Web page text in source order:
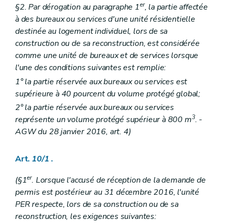
§2. Par dérogation au paragraphe 1er, la partie affectée
à des bureaux ou services d'une unité résidentielle
destinée au logement individuel, lors de sa
construction ou de sa reconstruction, est considérée
comme une unité de bureaux et de services lorsque
l'une des conditions suivantes est remplie:
1° la partie réservée aux bureaux ou services est
supérieure à 40 pourcent du volume protégé global;
2° la partie réservée aux bureaux ou services
représente un volume protégé supérieur à 800 m3. -
AGW du 28 janvier 2016, art. 4)
Art. 10/1 .
(§1er. Lorsque l'accusé de réception de la demande de
permis est postérieur au 31 décembre 2016, l'unité
PER respecte, lors de sa construction ou de sa
reconstruction, les exigences suivantes: